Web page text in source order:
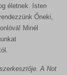
életnek. Isten
Őneki,
Minél
A Not